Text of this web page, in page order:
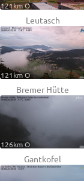
121km O
Leutasch
121km O
Bremer Hütte
126km O
Gantkofel